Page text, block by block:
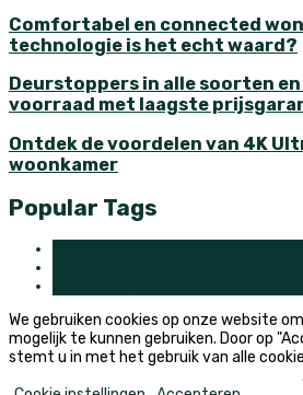
Comfortabel en connected
technologie is het echt waard?
Deurstoppers in alle soorten
voorraad met laagste
Ontdek de voordelen van 4K
woonkamer
Popular Tags
We gebruiken cookies op onze website
mogelijk te kunnen gebruiken. Door op
stemt u in met het gebruik van alle
.